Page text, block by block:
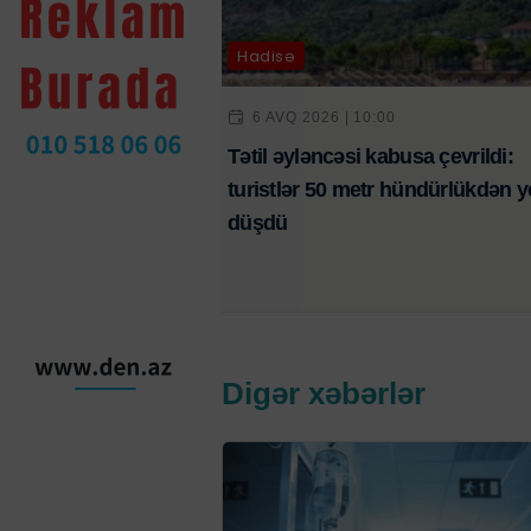
Hadisə
6 AVQ 2026 | 10:00
Tətil əyləncəsi kabusa çevrildi:
turistlər 50 metr hündürlükdən
düşdü
Digər xəbərlər